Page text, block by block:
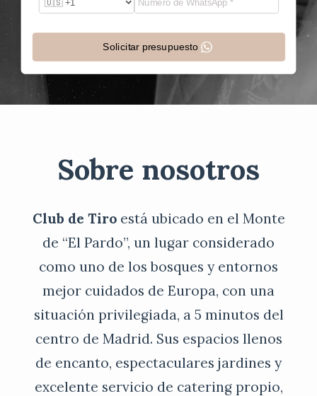
Solicitar presupuesto
Sobre nosotros
Club de Tiroestá ubicado en el Monte
de “El Pardo”, un lugar considerado
como uno de los bosques y entornos
mejor cuidados de Europa, con una
situación privilegiada, a 5 minutos del
centro de Madrid. Sus espacios llenos
de encanto, espectaculares jardines y
excelente servicio de catering propio,